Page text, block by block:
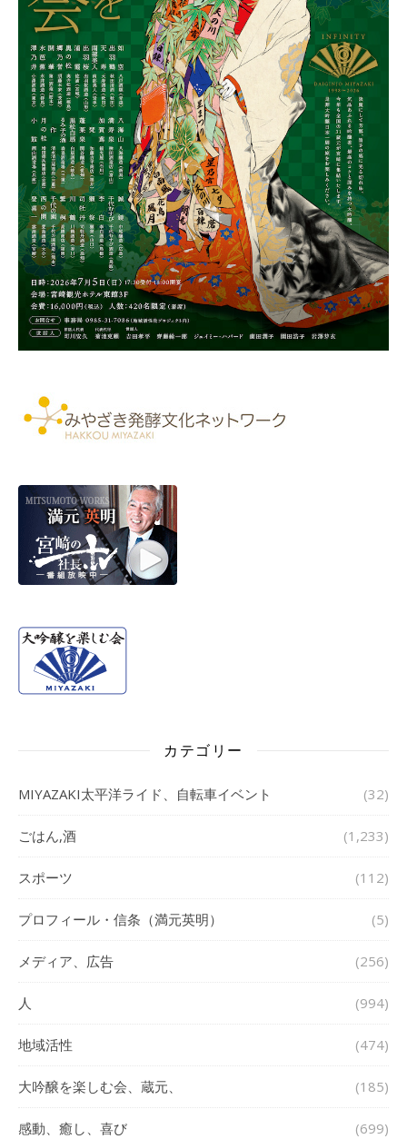
カテゴリー
MIYAZAKI太平洋ライド、自転車イベント (32)
ごはん,酒 (1,233)
スポーツ (112)
プロフィール・信条（満元英明） (5)
メディア、広告 (256)
人 (994)
地域活性 (474)
大吟醸を楽しむ会、蔵元、 (185)
感動、癒し、喜び (699)